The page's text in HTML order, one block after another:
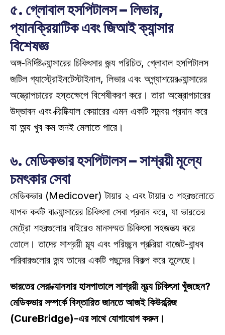
৫. গ্লোবাল হসপিটালস – লিভার,
প্যানক্রিয়াটিক এবং জিআই ক্যান্সার
বিশেষজ্ঞ
অঙ্গ-নির্দিষ্ট ক্যান্সারের চিকিৎসার জন্য পরিচিত, গ্লোবাল হসপিটালস
জটিল গ্যাস্ট্রোইনটেস্টাইনাল, লিভার এবং অগ্ন্যাশয়ের ক্যান্সারের
অস্ত্রোপচারের হস্তক্ষেপে বিশেষীকরণ করে। তারা অস্ত্রোপচারের
উদ্ভাবন এবং ক্রিটিক্যাল কেয়ারের এমন একটি সমন্বয় প্রদান করে
যা অন্য খুব কম জনই মেলাতে পারে।
৬. মেডিকভার হসপিটালস – সাশ্রয়ী মূল্যে
চমৎকার সেবা
মেডিকভার (Medicover) টায়ার ২ এবং টায়ার ৩ শহরগুলোতে
ব্যাপক কর্কট বা ক্যান্সারের চিকিৎসা সেবা প্রদান করে, যা ভারতের
মেট্রো শহরগুলোর বাইরেও মানসম্মত চিকিৎসা সহজলভ্য করে
তোলে। তাদের সাশ্রয়ী মূল্য এবং পরিচ্ছন্ন প্রক্রিয়া বাজেট-বান্ধব
পরিবারগুলোর জন্য তাদের একটি পছন্দের বিকল্প করে তুলেছে।
ভারতের সেরা ক্যানসার হাসপাতালে সাশ্রয়ী মূল্যে চিকিৎসা খুঁজছেন?
মেডিকভার সম্পর্কে বিস্তারিত জানতে আজই কিউরব্রিজ
(CureBridge)-এর সাথে যোগাযোগ করুন।